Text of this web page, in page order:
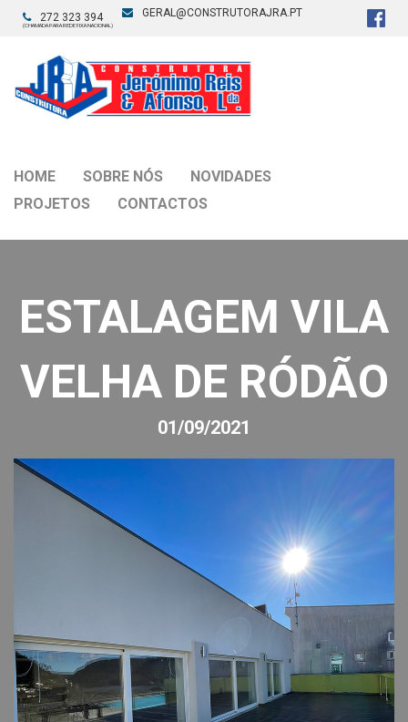
272 323 394
(CHAMADA PARA REDE FIXA NACIONAL)
GERAL@CONSTRUTORAJRA.PT
HOME SOBRE NÓS
NOVIDADES
PROJETOS
CONTACTOS
ESTALAGEM VILA
VELHA DE RÓDÃO
01/09/2021